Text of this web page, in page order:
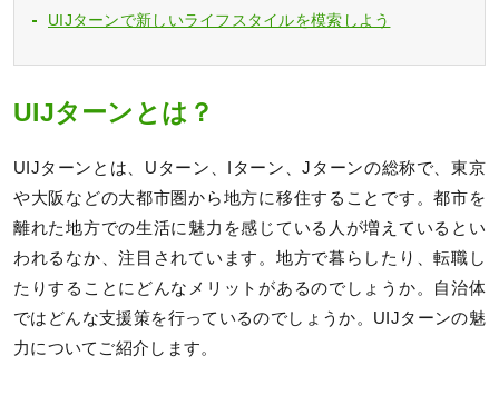
UIJターンで新しいライフスタイルを模索しよう
UIJターンとは？
UIJターンとは、Uターン、Iターン、Jターンの総称で、東京
や大阪などの大都市圏から地方に移住することです。都市を
離れた地方での生活に魅力を感じている人が増えているとい
われるなか、注目されています。地方で暮らしたり、転職し
たりすることにどんなメリットがあるのでしょうか。自治体
ではどんな支援策を行っているのでしょうか。UIJターンの魅
力についてご紹介します。